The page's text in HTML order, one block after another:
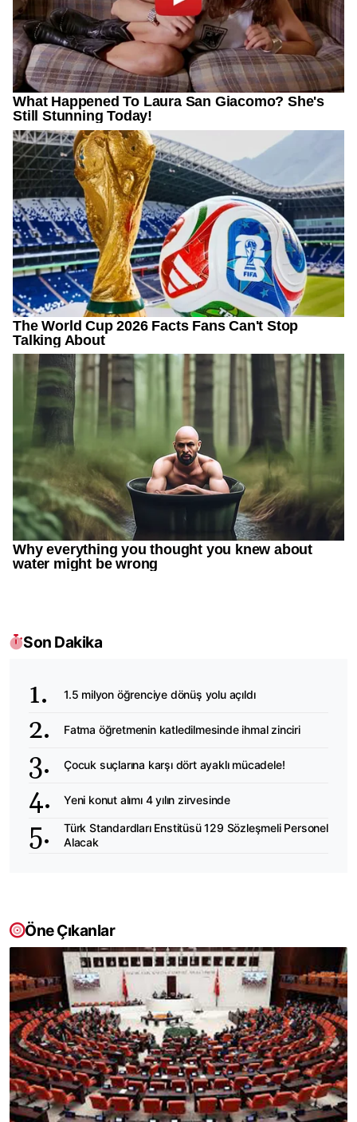
Son Dakika
1.5 milyon öğrenciye dönüş yolu açıldı
Fatma öğretmenin katledilmesinde ihmal zinciri
Çocuk suçlarına karşı dört ayaklı mücadele!
Yeni konut alımı 4 yılın zirvesinde
Türk Standardları Enstitüsü 129 Sözleşmeli Personel
Alacak
Öne Çıkanlar